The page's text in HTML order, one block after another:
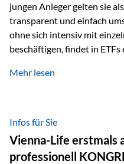
jungen Anleger gelten sie
transparent und einfach
ohne sich intensiv mit
beschäftigen, findet in
werden häufig kritisch
Beide Ansätze haben ihre
entfalten sie oft gerade in Kombination.
gestreut und klar
Mehr lesen
Infos für Sie
Vienna-Life erstmals
professionell